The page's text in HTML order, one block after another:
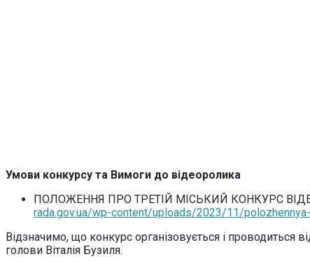
Умови конкурсу та Вимоги до відеоролика
ПОЛОЖЕННЯ ПРО ТРЕТІЙ МІСЬКИЙ КОНКУРС
rada.gov.ua/wp-content/uploads/2023/11/
Відзначимо, що конкурс організовується і проводиться
голови Віталія Бузиля.